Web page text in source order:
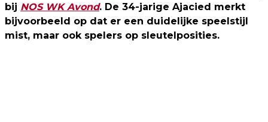
bij NOS WK Avond. De 34-jarige Ajacied merkt
bijvoorbeeld op dat er een duidelijke speelstijl
mist, maar ook spelers op sleutelposities.